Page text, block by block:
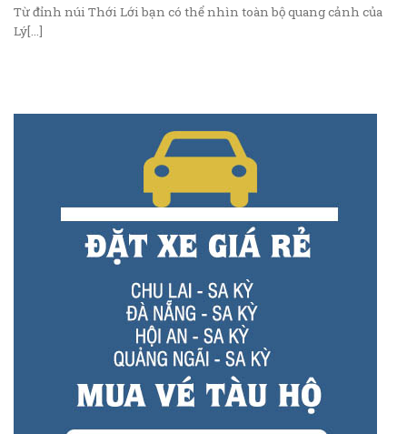
Từ đỉnh núi Thới Lới bạn có thể nhìn toàn bộ quang cảnh của
Lý[...]